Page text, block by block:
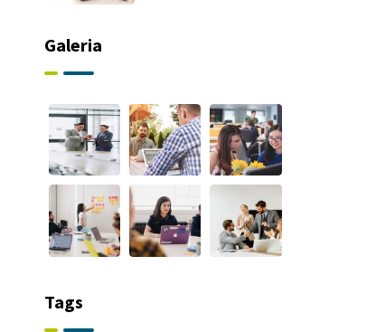
Galeria
Tags